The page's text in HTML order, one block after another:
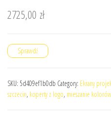
2725,00 zł
Sprawdź
SKU: 5d409ef1b0db Category: Ekrany
szczecin, koperty z logo, mieszanie